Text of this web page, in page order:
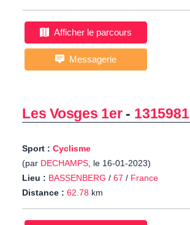
Afficher le parcours
Messagerie
Les Vosges 1er - 1315981
Sport : Cyclisme
(par DECHAMPS, le 16-01-2023)
Lieu : BASSENBERG / 67 / France
Distance : 62.78 km